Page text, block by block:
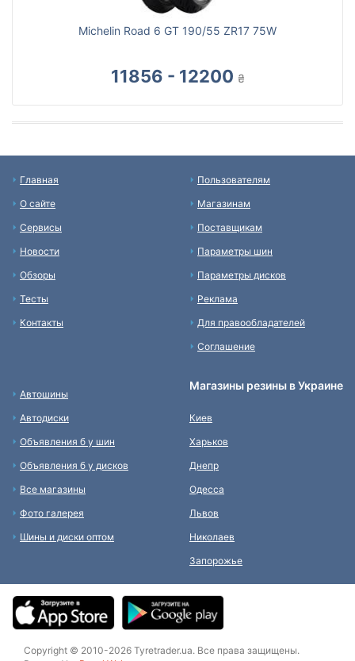
Michelin Road 6 GT 190/55 ZR17 75W
11856 - 12200 ₴
Главная
О сайте
Сервисы
Новости
Обзоры
Тесты
Контакты
Пользователям
Магазинам
Поставщикам
Параметры шин
Параметры дисков
Реклама
Для правообладателей
Соглашение
Автошины
Автодиски
Объявления б у шин
Объявления б у дисков
Все магазины
Фото галерея
Шины и диски оптом
Магазины резины в Украине
Киев
Харьков
Днепр
Одесса
Львов
Николаев
Запорожье
Copyright © 2010-2026 Tyretrader.ua. Все права защищены.